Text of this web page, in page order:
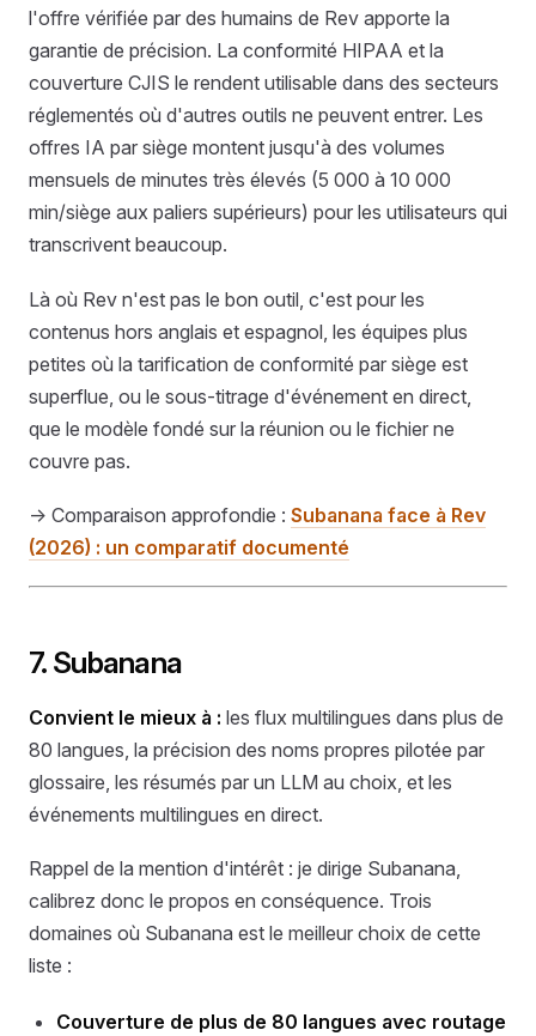
l'offre vérifiée par des humains de Rev apporte la
garantie de précision. La conformité HIPAA et la
couverture CJIS le rendent utilisable dans des secteurs
réglementés où d'autres outils ne peuvent entrer. Les
offres IA par siège montent jusqu'à des volumes
mensuels de minutes très élevés (5 000 à 10 000
min/siège aux paliers supérieurs) pour les utilisateurs qui
transcrivent beaucoup.
Là où Rev n'est pas le bon outil, c'est pour les
contenus hors anglais et espagnol, les équipes plus
petites où la tarification de conformité par siège est
superflue, ou le sous-titrage d'événement en direct,
que le modèle fondé sur la réunion ou le fichier ne
couvre pas.
→ Comparaison approfondie : Subanana face à Rev
(2026) : un comparatif documenté
7. Subanana
Convient le mieux à : les flux multilingues dans plus de
80 langues, la précision des noms propres pilotée par
glossaire, les résumés par un LLM au choix, et les
événements multilingues en direct.
Rappel de la mention d'intérêt : je dirige Subanana,
calibrez donc le propos en conséquence. Trois
domaines où Subanana est le meilleur choix de cette
liste :
Couverture de plus de 80 langues avec routage